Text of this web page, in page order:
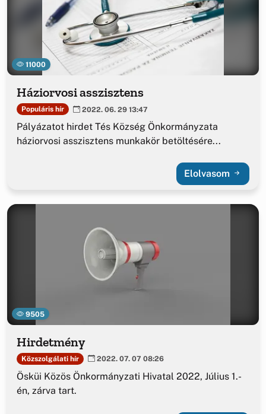
11000
Háziorvosi asszisztens
Populáris hír 2022. 06. 29 13:47
Pályázatot hirdet Tés Község Önkormányzata
háziorvosi asszisztens munkakör betöltésére...
Elolvasom
9505
Hirdetmény
Közszolgálati hír 2022. 07. 07 08:26
Ösküi Közös Önkormányzati Hivatal 2022, Július 1.-
én, zárva tart.